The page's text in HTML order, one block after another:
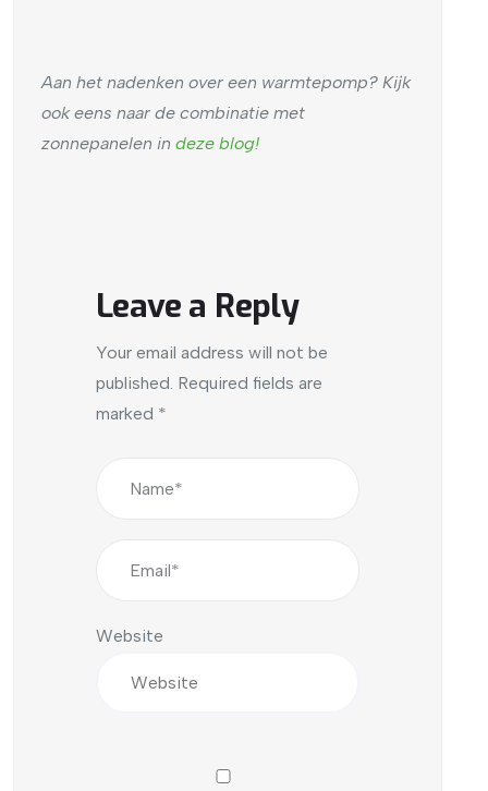
Aan het nadenken over een warmtepomp? Kijk
ook eens naar de combinatie met
zonnepanelen in deze blog!
Leave a Reply
Your email address will not be
published. Required fields are
marked *
Website